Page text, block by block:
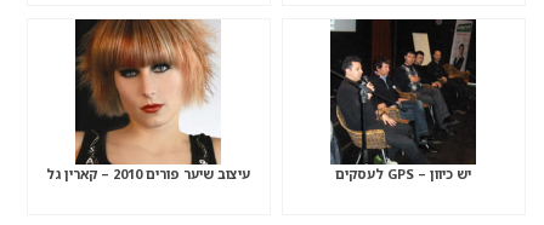
יש כיוון – GPS לעסקים עיצוב שיער פורים 2010 – קארין גל